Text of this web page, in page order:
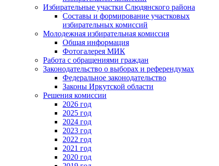
Избирательные участки Слюдянского района
Составы и формирование участковых
избирательных комиссий
Молодежная избирательная комиссия
Общая информация
Фотогалерея МИК
Работа с обращениями граждан
Законодательство о выборах и референдумах
Федеральное законодательство
Законы Иркутской области
Решения комиссии
2026 год
2025 год
2024 год
2023 год
2022 год
2021 год
2020 год